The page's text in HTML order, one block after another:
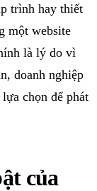
trình hay thiết
một website
là lý do vì
doanh nghiệp
chọn để phát
của